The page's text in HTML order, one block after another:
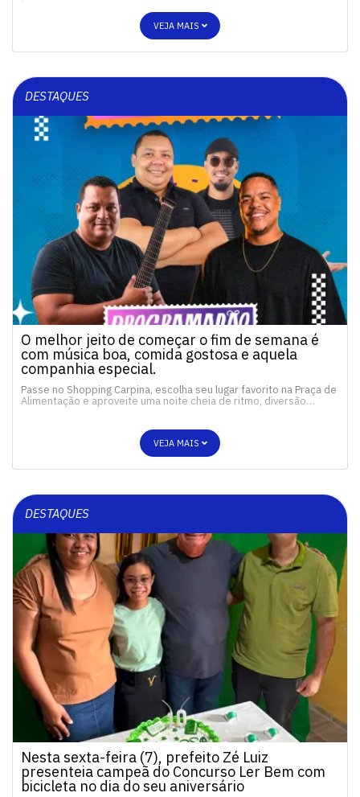
VEJA MAIS
DESTAQUES
O melhor jeito de começar o fim de semana é
com música boa, comida gostosa e aquela
companhia especial.
Passe no Shopping Carpina, escolha seu lugar favorito na Praça de
Alimentação e aproveite uma noite cheia de ritmo, diversão…
VEJA MAIS
DESTAQUES
Nesta sexta-feira (7), prefeito Zé Luiz
presenteia campeã do Concurso Ler Bem com
bicicleta no dia do seu aniversário